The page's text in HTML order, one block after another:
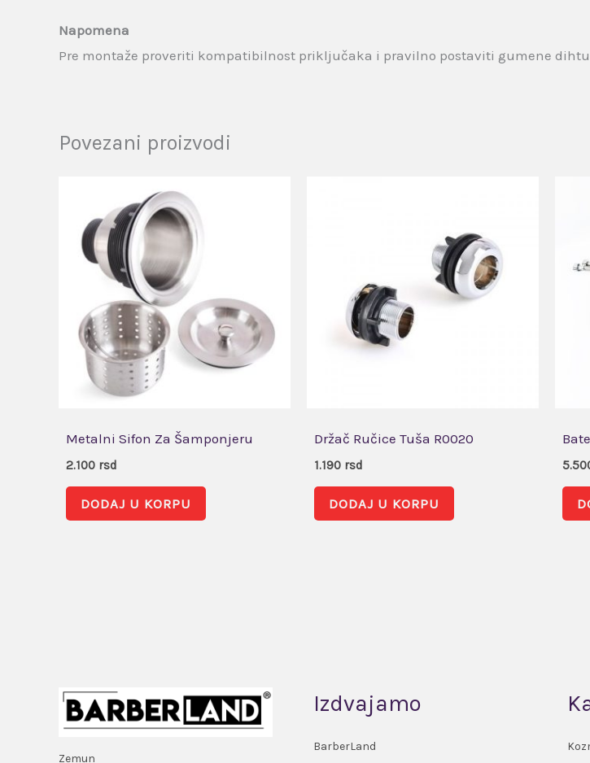
Napomena
Pre montaže proveriti kompatibilnost priključaka i pravilno postaviti gumene
Povezani proizvodi
Metalni Sifon Za Šamponjeru
2.100 rsd
DODAJ U KORPU
Držač Ručice Tuša R0020
1.190 rsd
DODAJ U KORPU
Zemun
Izdvajamo
BarberLand